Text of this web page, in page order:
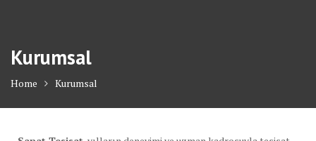
Kurumsal
Home Kurumsal